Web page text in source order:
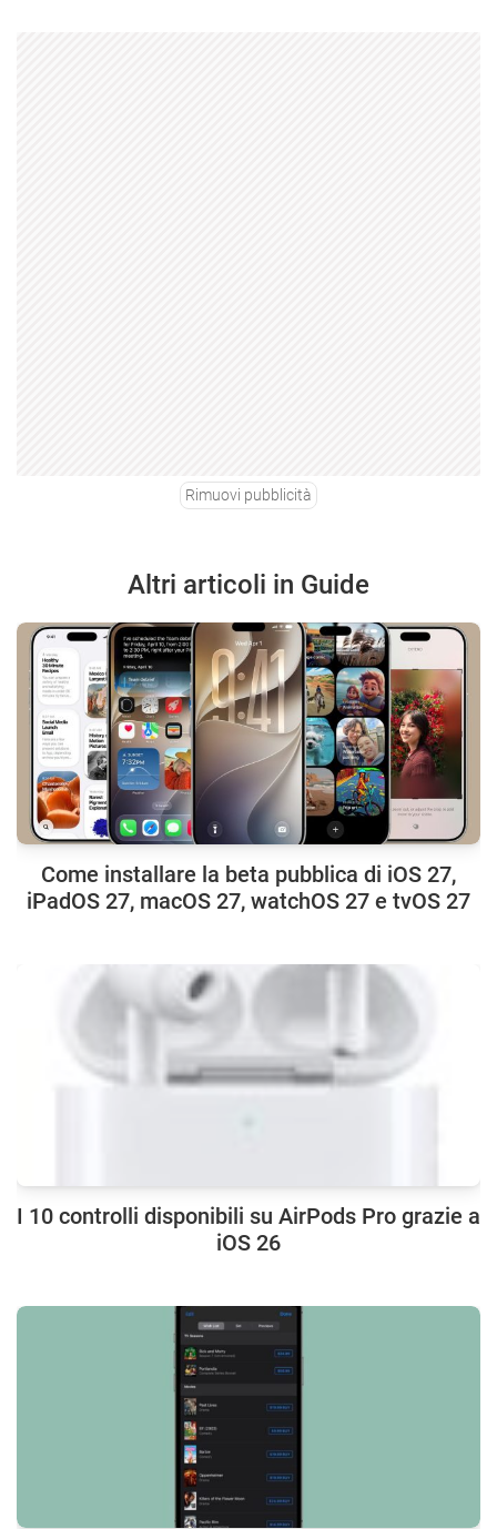
Rimuovi pubblicità
Altri articoli in Guide
Come installare la beta pubblica di iOS 27,
iPadOS 27, macOS 27, watchOS 27 e tvOS 27
I 10 controlli disponibili su AirPods Pro grazie a
iOS 26